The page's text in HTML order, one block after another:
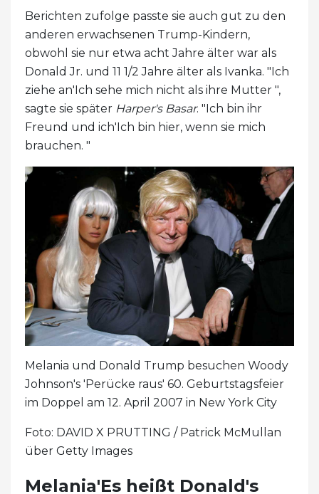
Berichten zufolge passte sie auch gut zu den
anderen erwachsenen Trump-Kindern,
obwohl sie nur etwa acht Jahre älter war als
Donald Jr. und 11 1/2 Jahre älter als Ivanka. "Ich
ziehe an'Ich sehe mich nicht als ihre Mutter ",
sagte sie später Harper's Basar. "Ich bin ihr
Freund und ich'Ich bin hier, wenn sie mich
brauchen. "
Melania und Donald Trump besuchen Woody
Johnson's 'Perücke raus' 60. Geburtstagsfeier
im Doppel am 12. April 2007 in New York City
Foto: DAVID X PRUTTING / Patrick McMullan
über Getty Images
Melania'Es heißt Donald's